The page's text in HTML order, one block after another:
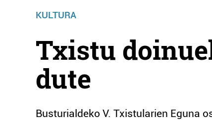
KULTURA
Txistu
dute
Busturialdeko V. Txistularien Eguna